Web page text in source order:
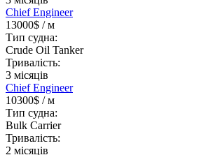
Chief Engineer
13000$ / м
Тип судна:
Crude Oil Tanker
Тривалість:
3 місяців
Chief Engineer
10300$ / м
Тип судна:
Bulk Carrier
Тривалість:
2 місяців